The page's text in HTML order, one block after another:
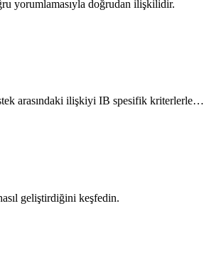
yorumlamasıyla doğrudan ilişkilidir.
arasındaki ilişkiyi IB spesifik kriterlerle…
geliştirdiğini keşfedin.